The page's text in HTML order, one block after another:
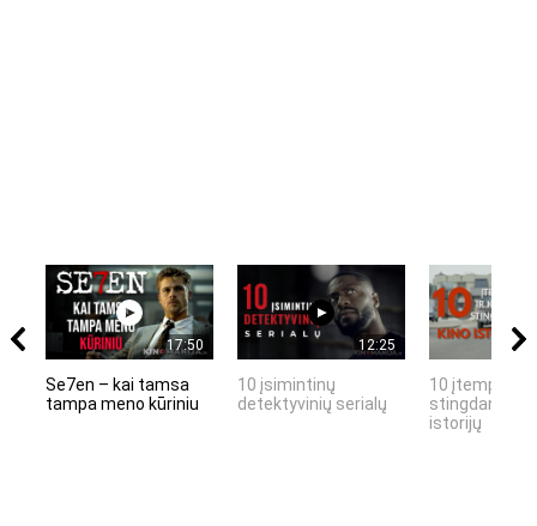
17:50
Se7en – kai tamsa
tampa meno kūriniu
12:25
10 įsimintinų
detektyvinių serialų
10 įtemptų,
stingdančių
istorijų